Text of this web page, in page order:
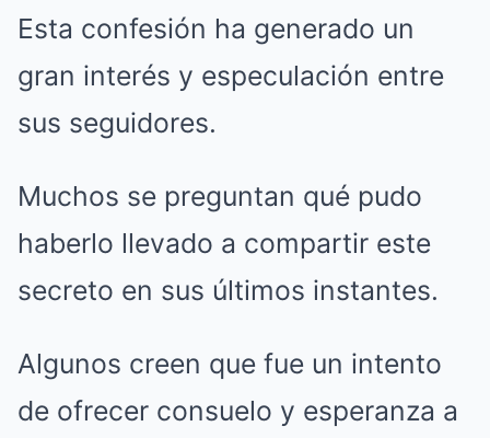
Esta confesión ha generado un
gran interés y especulación entre
sus seguidores.
Muchos se preguntan qué pudo
haberlo llevado a compartir este
secreto en sus últimos instantes.
Algunos creen que fue un intento
de ofrecer consuelo y esperanza a